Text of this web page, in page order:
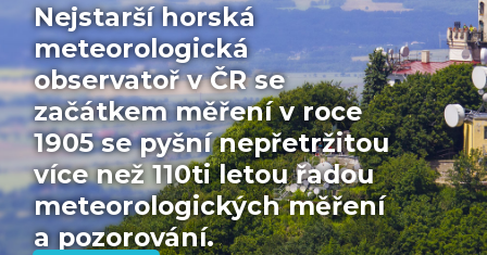
Nejstarší horská
meteorologická
observatoř v ČR se
začátkem měření v roce
1905 se pyšní nepřetržitou
více než 110ti letou řadou
meteorologických měření
a pozorování.